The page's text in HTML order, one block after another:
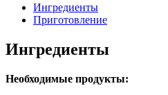
Ингредиенты
Приготовление
Ингредиенты
Необходимые продукты: